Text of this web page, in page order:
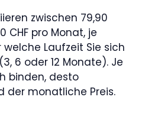
zwischen 79,90
CHF pro Monat, je
Laufzeit Sie sich
6 oder 12 Monate). Je
binden, desto
der monatliche Preis.